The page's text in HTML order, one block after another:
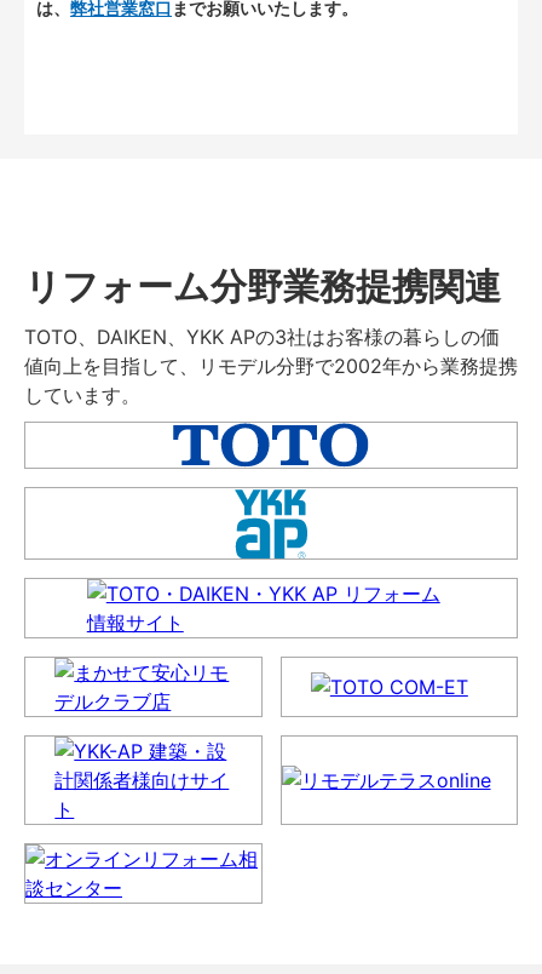
は、 弊社営業窓口 までお願いいたします。
リフォーム分野業務提携関連
TOTO、DAIKEN、YKK APの3社はお客様の暮らしの価
値向上を目指して、リモデル分野で2002年から業務提携
しています。